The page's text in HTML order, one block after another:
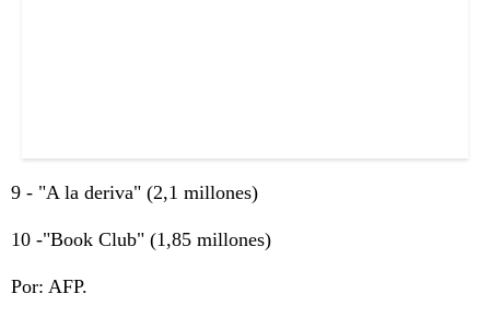
9 - "A la deriva" (2,1 millones)
10 -"Book Club" (1,85 millones)
Por: AFP.